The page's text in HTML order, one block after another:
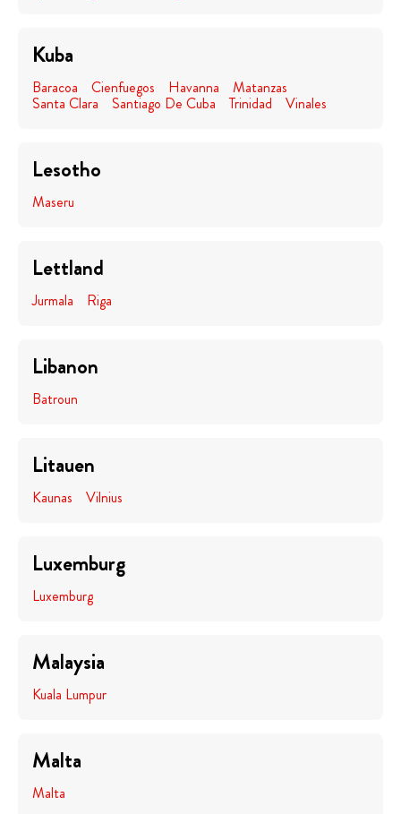
Kuba
Baracoa Cienfuegos Havanna Matanzas
Santa Clara Santiago De Cuba Trinidad Vinales
Lesotho
Maseru
Lettland
Jurmala Riga
Libanon
Batroun
Litauen
Kaunas Vilnius
Luxemburg
Luxemburg
Malaysia
Kuala Lumpur
Malta
Malta